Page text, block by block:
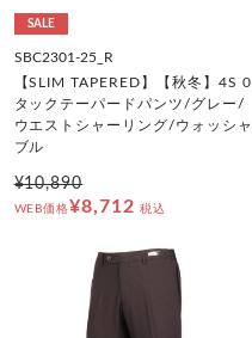
SALE
SBC2301-25_R
【SLIM TAPERED】【秋冬】4S 0
タックテーパードパンツ/グレー/
ウエストシャーリング/ウォッシャ
ブル
¥10,890
WEB価格¥8,712 税込